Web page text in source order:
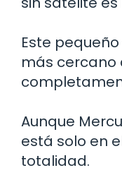
Este
más cercano
Aunque
está solo en
totalidad.